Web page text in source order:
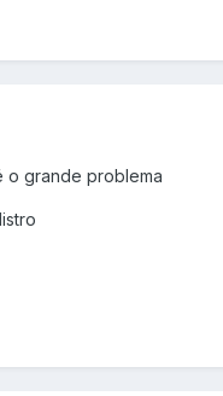
o grande problema